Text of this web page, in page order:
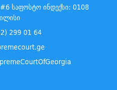
საფოსტო ინდექსი: 0108
299 01 64